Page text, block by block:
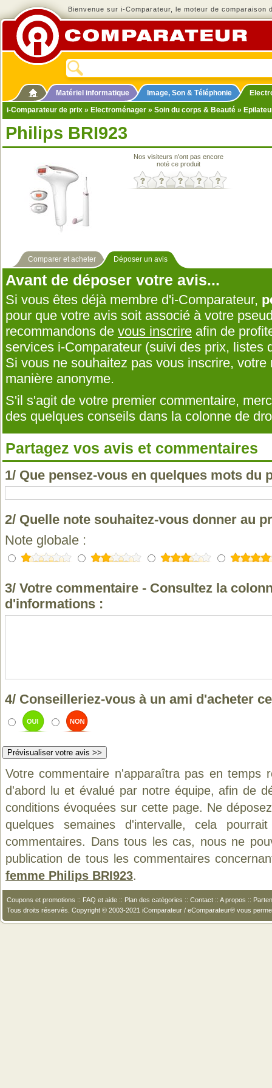
Bienvenue sur i-Comparateur, le moteur de comparaison
Matériel informatique Image, Son & Téléphonie
i-Comparateur de prix » Electroménager » Soin du corps & Beauté »
Philips BRI923
Nos visiteurs n'ont pas encore
noté ce produit
Comparer et acheter Déposer un avis
Avant de déposer votre avis...
Si vous êtes déjà membre d'i-Comparateur,
pour que votre avis soit associé à votre
recommandons de vous inscrire afin de
services i-Comparateur (suivi des prix, listes
Si vous ne souhaitez pas vous inscrire,
manière anonyme.
S'il s'agit de votre premier commentaire,
des quelques conseils dans la colonne de
Partagez vos avis et commentaires
1/ Que pensez-vous en quelques mots du
2/ Quelle note souhaitez-vous donner au
Note globale :
3/ Votre commentaire - Consultez la
d'informations :
4/ Conseilleriez-vous à un ami d'acheter
Votre commentaire n'apparaîtra pas en temps
d'abord lu et évalué par notre équipe, afin de
conditions évoquées sur cette page. Ne
quelques semaines d'intervalle, cela
commentaires. Dans tous les cas, nous ne
publication de tous les commentaires
femme Philips BRI923.
Coupons et promotions :: FAQ et aide :: Plan des catégories :: Contact :: A propos ::
Tous droits réservés. Copyright © 2003-2021 iComparateur / eComparateur® vous